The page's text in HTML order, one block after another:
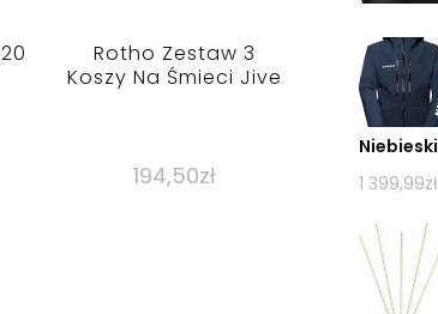
Rotho Zestaw 3
Koszy Na Śmieci Jive
194,50zł
Niebieski
1 399,99zł